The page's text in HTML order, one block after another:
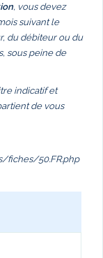
, vous devez
suivant le
du débiteur ou du
sous peine de
indicatif et
de vous
fiches/50.FR.php